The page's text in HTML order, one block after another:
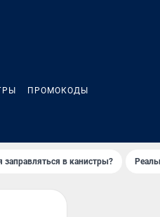
ПРОМОКОДЫ
заправляться в канистры?